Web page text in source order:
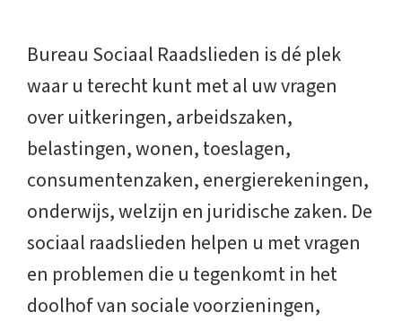
Bureau Sociaal Raadslieden is dé plek
waar u terecht kunt met al uw vragen
over uitkeringen, arbeidszaken,
belastingen, wonen, toeslagen,
consumentenzaken, energierekeningen,
onderwijs, welzijn en juridische zaken. De
sociaal raadslieden helpen u met vragen
en problemen die u tegenkomt in het
doolhof van sociale voorzieningen,